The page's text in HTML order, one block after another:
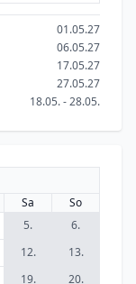
01.05.27
06.05.27
17.05.27
27.05.27
18.05. - 28.05.
Sa
So
5.
6.
12.
13.
19.
20.